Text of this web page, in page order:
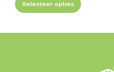
Selecteer opties